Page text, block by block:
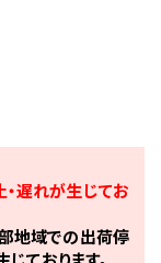
遅れが生じてお
地域での出荷停